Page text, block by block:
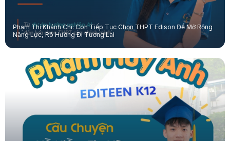
Phạm Thị Khánh Chi: Con Tiếp Tục Chọn THPT Edison Để Mở Rộng
Năng Lực, Rõ Hướng Đi Tương Lai